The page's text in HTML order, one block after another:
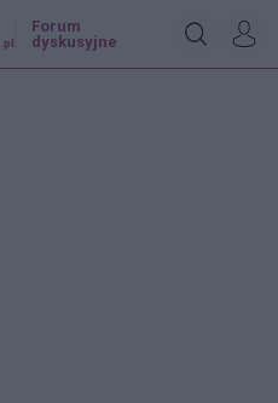
.pl
Forum
dyskusyjne